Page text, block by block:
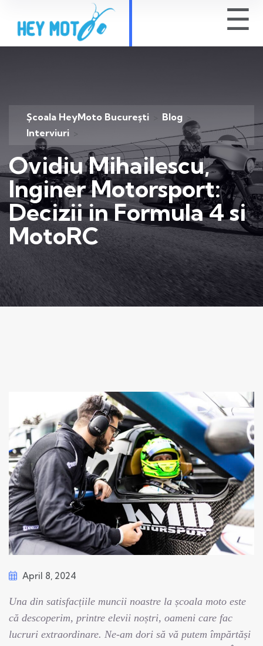
☰
Școala HeyMoto București > Blog
Interviuri >
Ovidiu Mihailescu,
Inginer Motorsport:
Decizii in Formula 4 si
MotoRC
April 8, 2024
Una din satisfacțiile muncii noastre la școala moto este
că descoperim, printre elevii noștri, oameni care fac
lucruri extraordinare. Ne-am dori să vă putem împărtăși